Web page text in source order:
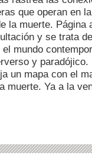
que operan en
la muerte. Página
y se trata
mundo
y
un mapa con el
muerte. Ya a la